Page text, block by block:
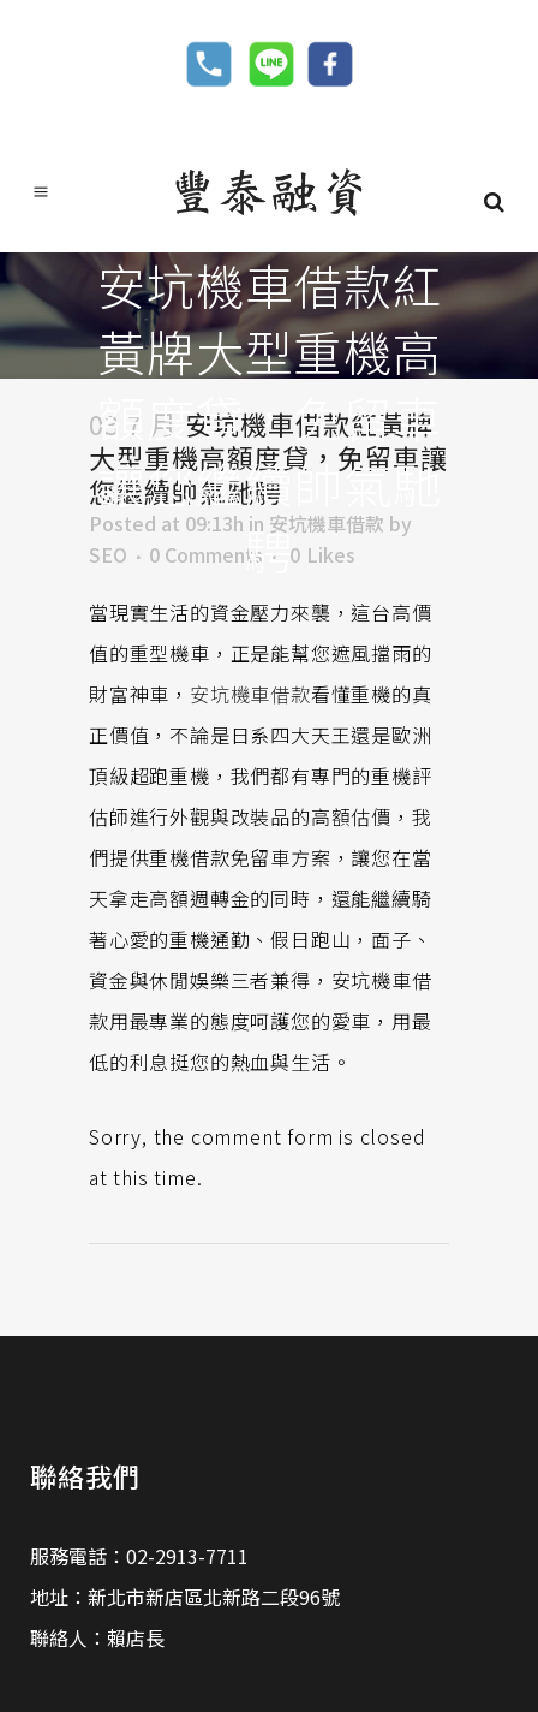
安坑機車借款紅
黃牌大型重機高
額度貸，免留車
讓您繼續帥氣馳
騁
03 7 月 安坑機車借款紅黃牌
大型重機高額度貸，免留車讓
您繼續帥氣馳騁
Posted at 09:13h in 安坑機車借款 by
SEO
0 Comments 0 Likes
當現實生活的資金壓力來襲，這台高價
值的重型機車，正是能幫您遮風擋雨的
財富神車， 安坑機車借款看懂重機的真
正價值，不論是日系四大天王還是歐洲
頂級超跑重機，我們都有專門的重機評
估師進行外觀與改裝品的高額估價，我
們提供重機借款免留車方案，讓您在當
天拿走高額週轉金的同時，還能繼續騎
著心愛的重機通勤、假日跑山，面子、
資金與休閒娛樂三者兼得，安坑機車借
款用最專業的態度呵護您的愛車，用最
低的利息挺您的熱血與生活。
Sorry, the comment form is closed
at this time.
聯絡我們
服務電話：02-2913-7711
地址：新北市新店區北新路二段96號
聯絡人：賴店長